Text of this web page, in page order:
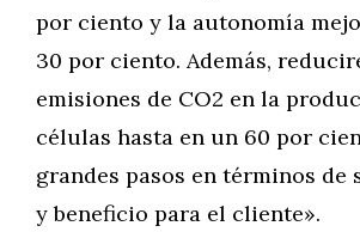
por ciento y la autonomía
30 por ciento. Además,
emisiones de CO2 en la
células hasta en un 60 por
grandes pasos en términos de
y beneficio para el cliente».